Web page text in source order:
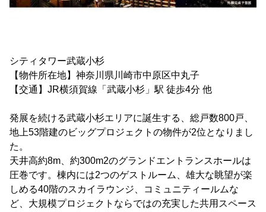
シティタワー武蔵小杉
【物件所在地】神奈川県川崎市中原区中丸子
【交通】JR横須賀線「武蔵小杉」駅 徒歩4分 他
発展を続ける武蔵小杉エリアに誕生する、総戸数800戸、
地上53階建のビッグプロジェクトの物件が2位となりまし
た。
天井高約8m、約300m2のグランドエントランスホールは
圧巻です。棟内には2つのゲストルーム、雄大な眺望が楽
しめる40階のスカイラウンジ、コミュニティールムな
ど、大規模プロジェクトならではの充実した共用スペース